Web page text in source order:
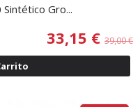
Gro...
33,15 € 39,00 €